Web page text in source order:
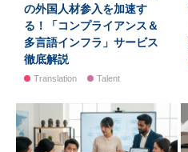
の外国人材参入を加速す
る！「コンプライアンス＆
多言語インフラ」サービス
徹底解説
Translation Talent